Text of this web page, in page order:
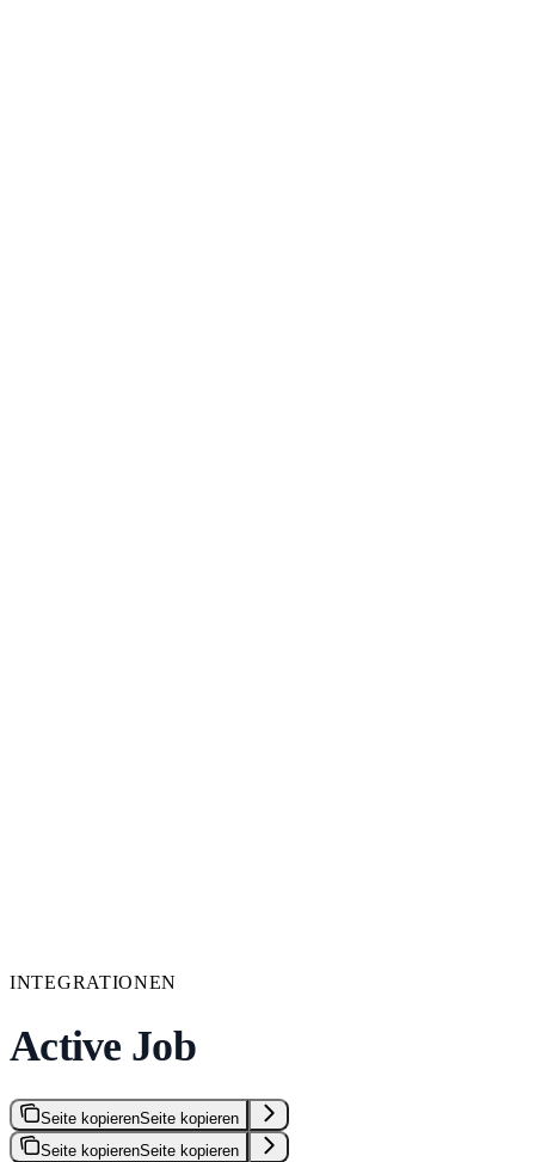
INTEGRATIONEN
Active Job
Seite kopierenSeite kopieren
Seite kopierenSeite kopieren